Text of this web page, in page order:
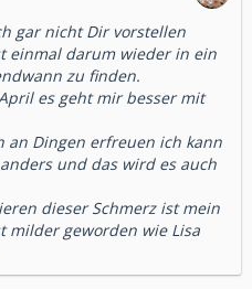
gar nicht Dir vorstellen
einmal darum wieder in ein
zu finden.
es geht mir besser mit
an Dingen erfreuen ich kann
und das wird es auch
dieser Schmerz ist mein
milder geworden wie Lisa